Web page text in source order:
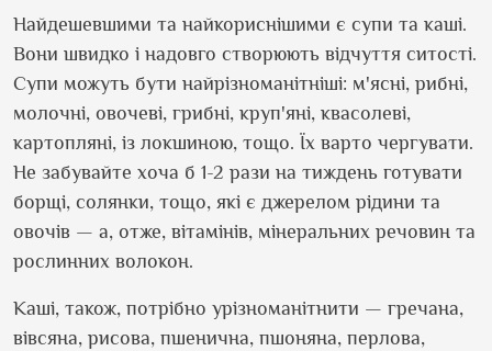
Найдешевшими та найкориснішими є супи та каші.
Вони швидко і надовго створюють відчуття ситості.
Супи можуть бути найрізноманітніші: м'ясні, рибні,
молочні, овочеві, грибні, круп'яні, квасолеві,
картопляні, із локшиною, тощо. Їх варто чергувати.
Не забувайте хоча б 1-2 рази на тиждень готувати
борщі, солянки, тощо, які є джерелом рідини та
овочів — а, отже, вітамінів, мінеральних речовин та
рослинних волокон.
Каші, також, потрібно урізноманітнити — гречана,
вівсяна, рисова, пшенична, пшоняна, перлова,